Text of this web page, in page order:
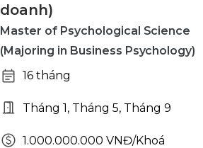
doanh)
Master of Psychological Science
(Majoring in Business Psychology)
16 tháng
Tháng 1, Tháng 5, Tháng 9
1.000.000.000 VNĐ/Khoá